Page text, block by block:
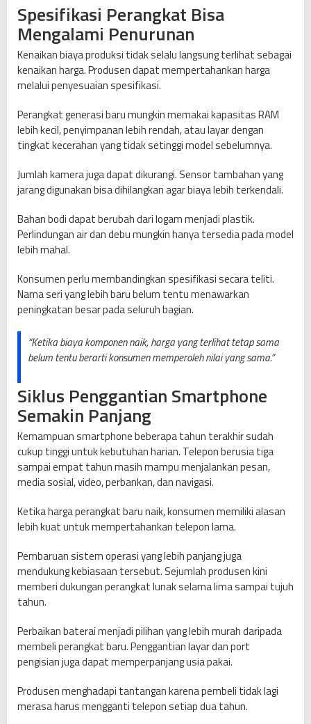
Spesifikasi Perangkat Bisa
Mengalami Penurunan
Kenaikan biaya produksi tidak selalu langsung terlihat sebagai
kenaikan harga. Produsen dapat mempertahankan harga
melalui penyesuaian spesifikasi.
Perangkat generasi baru mungkin memakai kapasitas RAM
lebih kecil, penyimpanan lebih rendah, atau layar dengan
tingkat kecerahan yang tidak setinggi model sebelumnya.
Jumlah kamera juga dapat dikurangi. Sensor tambahan yang
jarang digunakan bisa dihilangkan agar biaya lebih terkendali.
Bahan bodi dapat berubah dari logam menjadi plastik.
Perlindungan air dan debu mungkin hanya tersedia pada model
lebih mahal.
Konsumen perlu membandingkan spesifikasi secara teliti.
Nama seri yang lebih baru belum tentu menawarkan
peningkatan besar pada seluruh bagian.
“Ketika biaya komponen naik, harga yang terlihat tetap sama
belum tentu berarti konsumen memperoleh nilai yang sama.”
Siklus Penggantian Smartphone
Semakin Panjang
Kemampuan smartphone beberapa tahun terakhir sudah
cukup tinggi untuk kebutuhan harian. Telepon berusia tiga
sampai empat tahun masih mampu menjalankan pesan,
media sosial, video, perbankan, dan navigasi.
Ketika harga perangkat baru naik, konsumen memiliki alasan
lebih kuat untuk mempertahankan telepon lama.
Pembaruan sistem operasi yang lebih panjang juga
mendukung kebiasaan tersebut. Sejumlah produsen kini
memberi dukungan perangkat lunak selama lima sampai tujuh
tahun.
Perbaikan baterai menjadi pilihan yang lebih murah daripada
membeli perangkat baru. Penggantian layar dan port
pengisian juga dapat memperpanjang usia pakai.
Produsen menghadapi tantangan karena pembeli tidak lagi
merasa harus mengganti telepon setiap dua tahun.